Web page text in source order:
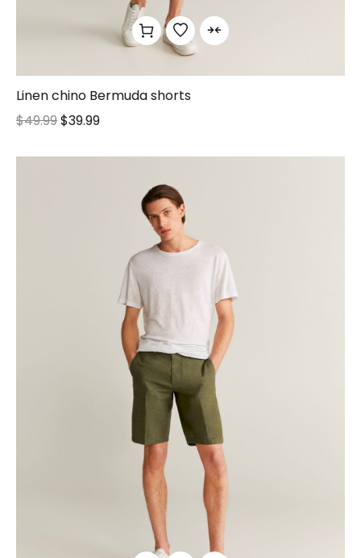
Linen chino Bermuda shorts
$49.99$39.99